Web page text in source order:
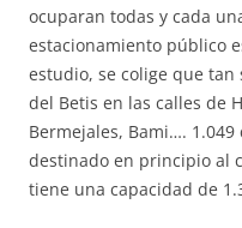
ocuparan todas y cada
estacionamiento público
estudio, se colige que
del Betis en las calles de
Bermejales, Bami…. 1.049
destinado en principio al
tiene una capacidad de